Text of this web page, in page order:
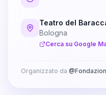
Teatro del
Bologna
Cerca su Google
Organizzato da @